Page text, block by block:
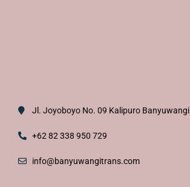
Jl. Joyoboyo No. 09 Kalipuro Banyuwangi
+62 82 338 950 729
info@banyuwangitrans.com